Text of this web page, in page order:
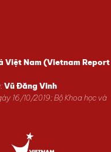
Việt Nam (Vietnam Report
Vũ Đăng Vinh
16/10/2019; Bộ Khoa học và